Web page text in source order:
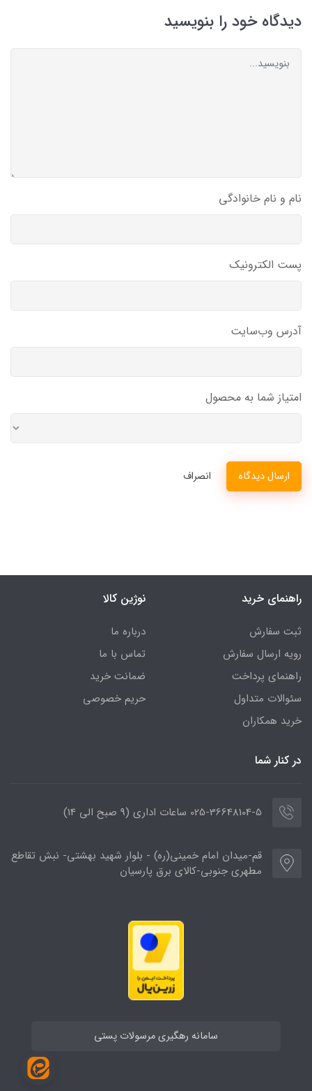
دیدگاه خود را بنویسید
نام و نام خانوادگی
پست الکترونیک
آدرس وب‌سایت
امتیاز شما به محصول
ارسال دیدگاه انصراف
راهنمای خرید
ثبت سفارش
رویه ارسال سفارش
راهنمای پرداخت
سئوالات متداول
خرید همکاران
نوژین کالا
درباره ما
تماس با ما
ضمانت خرید
حریم خصوصی
در کنار شما
025-36648104-5 ساعات اداری (9 صبح الی 14)
قم-میدان امام خمینی(ره) - بلوار شهید بهشتی- نبش تقاطع
مطهری جنوبی-کالای برق پارسیان
سامانه رهگیری مرسولات پستی